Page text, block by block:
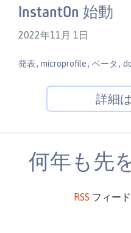
InstantOn 始動
2022年11月 1日
発表, microprofile, ベータ ,
詳細
何年も先
RSS フィー